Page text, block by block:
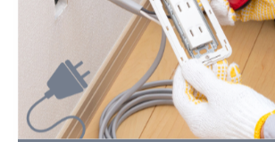
また、足元灯の明るさや色温度にも注
まりに明るすぎると目がくらみ、暗す
なります。適度な明るさと優しい色合い
夜間も安心して移動できる環境が実現